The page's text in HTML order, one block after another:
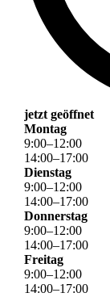
jetzt geöffnet
Montag
9:00–12:00
14:00–17:00
Dienstag
9:00–12:00
14:00–17:00
Donnerstag
9:00–12:00
14:00–17:00
Freitag
9:00–12:00
14:00–17:00